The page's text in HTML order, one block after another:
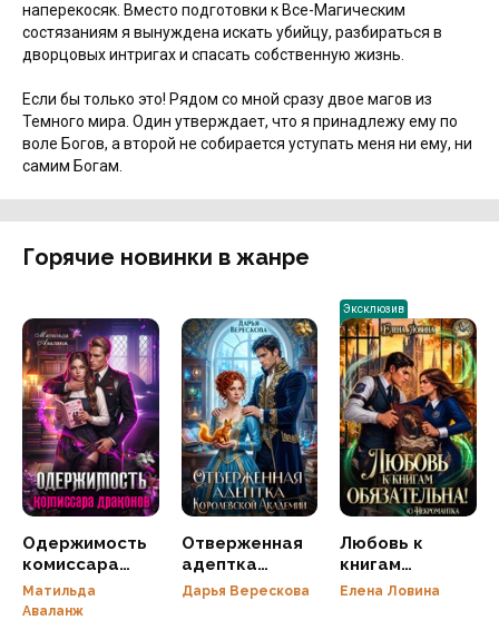
наперекосяк. Вместо подготовки к Все-Магическим
состязаниям я вынуждена искать убийцу, разбираться в
дворцовых интригах и спасать собственную жизнь.
Если бы только это! Рядом со мной сразу двое магов из
Темного мира. Один утверждает, что я принадлежу ему по
воле Богов, а второй не собирается уступать меня ни ему, ни
самим Богам.
Горячие новинки в жанре
Одержимость
комиссара
драконов
Матильда
Аваланж
Отверженная
адептка
королевской
Дарья Верескова
Эксклюзив
Любовь к
книгам
обязательна!
Елена Ловина